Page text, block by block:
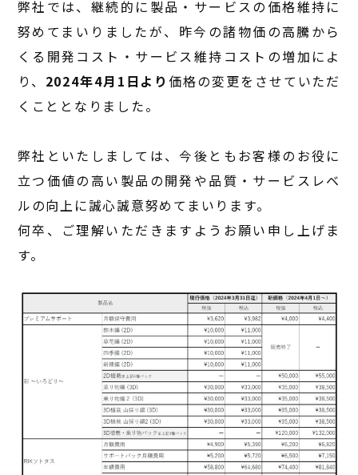
弊社では、継続的に製品・サービスの価格維持に
努めてまいりましたが、昨今の諸物価の高騰から
くる開発コスト・サービス維持コストの増加によ
り、 2024年4月1日より 価格の変更をさせていただ
くこととなりました。
弊社といたしましては、今後ともお客様のお役に
立つ価値の高い製品の開発や品質・サービスレベ
ルの向上に誠心誠意努めてまいります。
何卒、ご理解いただきますようお願い申し上げま
す。